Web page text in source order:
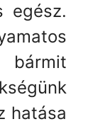
egész.
hatása